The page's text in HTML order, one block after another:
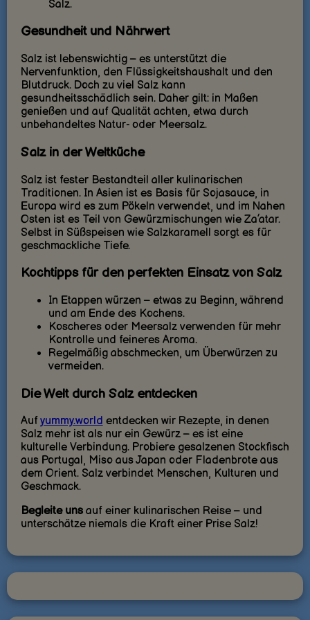
Salz.
Gesundheit und Nährwert
Salz ist lebenswichtig – es unterstützt die
Nervenfunktion, den Flüssigkeitshaushalt und den
Blutdruck. Doch zu viel Salz kann
gesundheitsschädlich sein. Daher gilt: in Maßen
genießen und auf Qualität achten, etwa durch
unbehandeltes Natur- oder Meersalz.
Salz in der Weltküche
Salz ist fester Bestandteil aller kulinarischen
Traditionen. In Asien ist es Basis für Sojasauce, in
Europa wird es zum Pökeln verwendet, und im Nahen
Osten ist es Teil von Gewürzmischungen wie Za’atar.
Selbst in Süßspeisen wie Salzkaramell sorgt es für
geschmackliche Tiefe.
Kochtipps für den perfekten Einsatz von Salz
In Etappen würzen – etwas zu Beginn, während
und am Ende des Kochens.
Koscheres oder Meersalz verwenden für mehr
Kontrolle und feineres Aroma.
Regelmäßig abschmecken, um Überwürzen zu
vermeiden.
Die Welt durch Salz entdecken
Aufyummy.world entdecken wir Rezepte, in denen
Salz mehr ist als nur ein Gewürz – es ist eine
kulturelle Verbindung. Probiere gesalzenen Stockfisch
aus Portugal, Miso aus Japan oder Fladenbrote aus
dem Orient. Salz verbindet Menschen, Kulturen und
Geschmack.
Begleite unsauf einer kulinarischen Reise – und
unterschätze niemals die Kraft einer Prise Salz!